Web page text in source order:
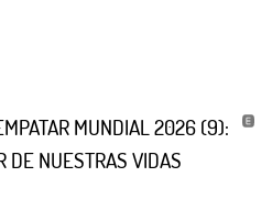
MUNDIAL 2026 (9):
DE NUESTRAS VIDAS